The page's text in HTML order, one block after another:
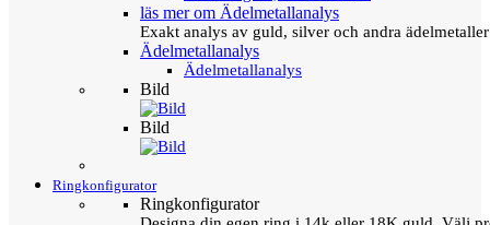
läs mer om Ädelmetallanalys
Exakt analys av guld, silver och andra
Ädelmetallanalys
Ädelmetallanalys
Bild
Bild
Ringkonfigurator
Ringkonfigurator